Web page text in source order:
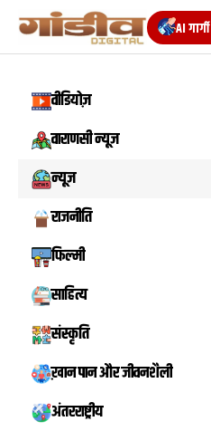
AI
वीडियोज़
वाराणसी न्यूज़
न्यूज़
राजनीति
फिल्मी
साहित्य
संस्कृति
ख़ान पान और जीवनशैली
अंतरराष्ट्रीय